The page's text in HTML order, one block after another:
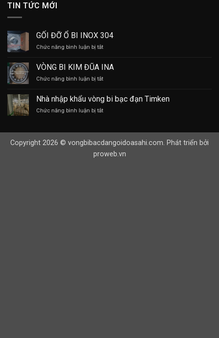
TIN TỨC MỚI
GỐI ĐỠ Ổ BI INOX 304
Chức năng bình luận bị tắtở
ĐỠ
Ổ
BI
304
VÒNG BI KIM ĐŨA INA
Chức năng bình luận bị tắtở
BI
KIM
ĐŨA
Nhà nhập khẩu vòng bi bạc đạn Timken
Chức năng bình luận bị tắtở
vòng
bi
Copyright 2026 © vongbibacdangoidoasahi.com. Phát triển bởi
proweb.vn